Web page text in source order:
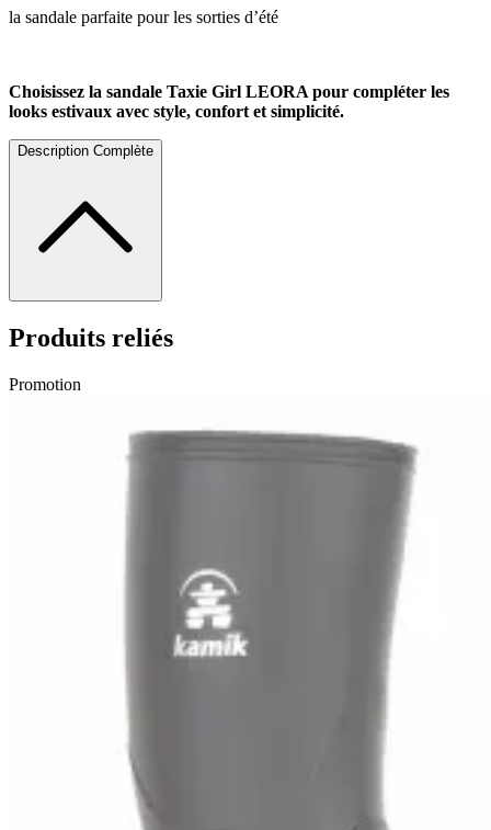
la sandale parfaite pour les sorties d’été
Choisissez la sandale Taxie Girl LEORA pour compléter les
looks estivaux avec style, confort et simplicité.
Description Complète
Produits reliés
Promotion